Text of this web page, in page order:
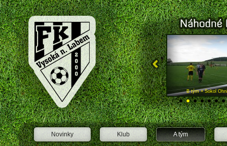
FK Vysoká nad Labem
Novinky Klub A tým
A tým × FC Olympia HK B tým × Sokol